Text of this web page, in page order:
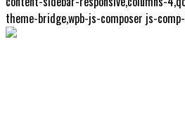
theme-bridge,wpb-js-composer js-